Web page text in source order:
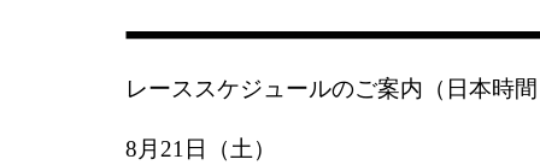
レーススケジュールのご案内（日本時
8月21日（土）